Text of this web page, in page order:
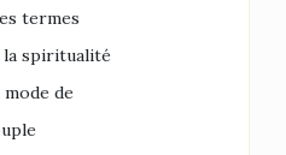
termes
spiritualité
de